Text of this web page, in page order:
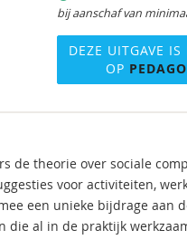
bij aanschaf van
DEZE UITGAVE
OP
de theorie over sociale
voor activiteiten,
een unieke bijdrage aan
die al in de praktijk